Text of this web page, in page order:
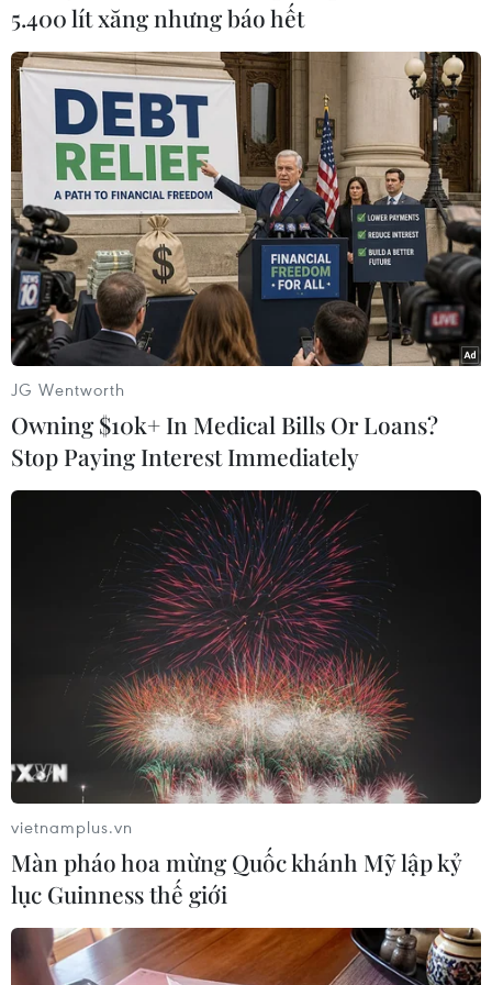
#Du học #Du học Mỹ
#Học bổng học giả Fullbright
#Đại sứ quán Mỹ Mỹ
Theo dõi VietnamPlus
TIN LIÊN QUAN
5.400 lít xăng nhưng báo hết
JG Wentworth
Owning $10k+ In Medical Bills Or Loans?
Stop Paying Interest Immediately
vietnamplus.vn
Màn pháo hoa mừng Quốc khánh Mỹ lập kỷ
lục Guinness thế giới